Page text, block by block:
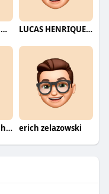
Lucas Berlanda Moraes LUCAS HENRIQUE RIBEIRO
Silvana Pampuch Andreata erich zelazowski